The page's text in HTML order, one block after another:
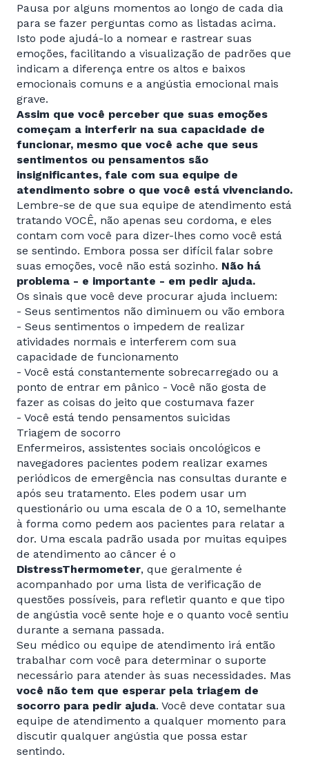
Pausa por alguns momentos ao longo de cada dia
para se fazer perguntas como as listadas acima.
Isto pode ajudá-lo a nomear e rastrear suas
emoções, facilitando a visualização de padrões que
indicam a diferença entre os altos e baixos
emocionais comuns e a angústia emocional mais
grave.
Assim que você perceber que suas emoções
começam a interferir na sua capacidade de
funcionar, mesmo que você ache que seus
sentimentos ou pensamentos são
insignificantes, fale com sua equipe de
atendimento sobre o que você está vivenciando.
Lembre-se de que sua equipe de atendimento está
tratando VOCÊ, não apenas seu cordoma, e eles
contam com você para dizer-lhes como você está
se sentindo. Embora possa ser difícil falar sobre
suas emoções, você não está sozinho. Não há
problema - e importante - em pedir ajuda.
Os sinais que você deve procurar ajuda incluem:
- Seus sentimentos não diminuem ou vão embora
- Seus sentimentos o impedem de realizar
atividades normais e interferem com sua
capacidade de funcionamento
- Você está constantemente sobrecarregado ou a
ponto de entrar em pânico - Você não gosta de
fazer as coisas do jeito que costumava fazer
- Você está tendo pensamentos suicidas
Triagem de socorro
Enfermeiros, assistentes sociais oncológicos e
navegadores pacientes podem realizar exames
periódicos de emergência nas consultas durante e
após seu tratamento. Eles podem usar um
questionário ou uma escala de 0 a 10, semelhante
à forma como pedem aos pacientes para relatar a
dor. Uma escala padrão usada por muitas equipes
de atendimento ao câncer é o
DistressThermometer, que geralmente é
acompanhado por uma lista de verificação de
questões possíveis, para refletir quanto e que tipo
de angústia você sente hoje e o quanto você sentiu
durante a semana passada.
Seu médico ou equipe de atendimento irá então
trabalhar com você para determinar o suporte
necessário para atender às suas necessidades. Mas
você não tem que esperar pela triagem de
socorro para pedir ajuda. Você deve contatar sua
equipe de atendimento a qualquer momento para
discutir qualquer angústia que possa estar
sentindo.